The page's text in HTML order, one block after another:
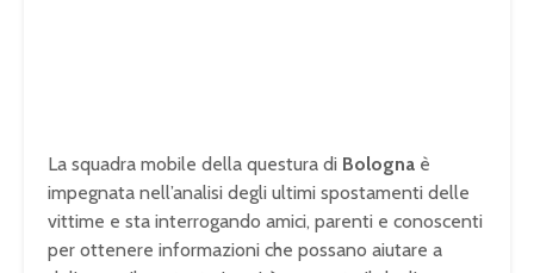
La squadra mobile della questura di Bologna è
impegnata nell’analisi degli ultimi spostamenti delle
vittime e sta interrogando amici, parenti e conoscenti
per ottenere informazioni che possano aiutare a